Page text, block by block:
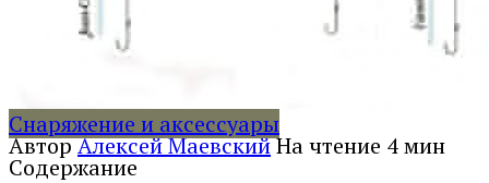
Снаряжение и аксессуары
АвторАлексей МаевскийНа чтение 4 мин
Содержание